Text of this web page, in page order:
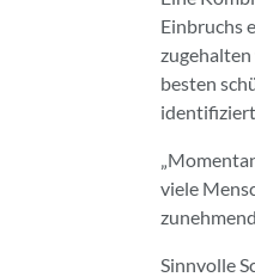
Einbruchs
besten
viele
Sinnvolle